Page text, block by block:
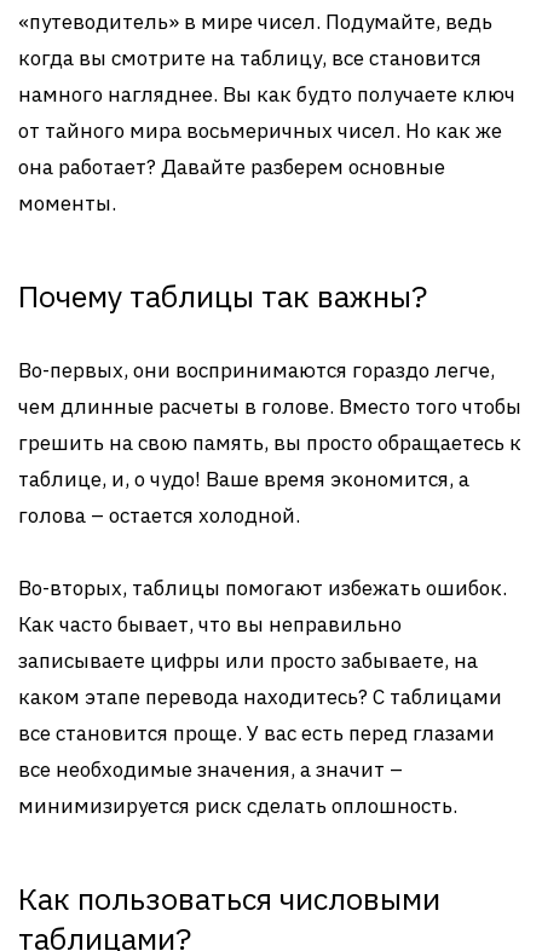
«путеводитель» в мире чисел. Подумайте, ведь
когда вы смотрите на таблицу, все становится
намного нагляднее. Вы как будто получаете ключ
от тайного мира восьмеричных чисел. Но как же
она работает? Давайте разберем основные
моменты.
Почему таблицы так важны?
Во-первых, они воспринимаются гораздо легче,
чем длинные расчеты в голове. Вместо того чтобы
грешить на свою память, вы просто обращаетесь к
таблице, и, о чудо! Ваше время экономится, а
голова – остается холодной.
Во-вторых, таблицы помогают избежать ошибок.
Как часто бывает, что вы неправильно
записываете цифры или просто забываете, на
каком этапе перевода находитесь? С таблицами
все становится проще. У вас есть перед глазами
все необходимые значения, а значит –
минимизируется риск сделать оплошность.
Как пользоваться числовыми
таблицами?